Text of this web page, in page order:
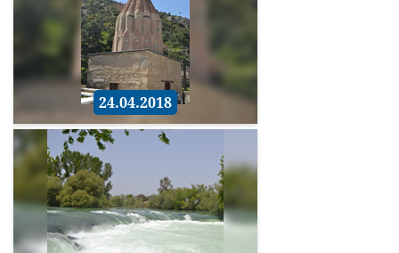
24.04.2018